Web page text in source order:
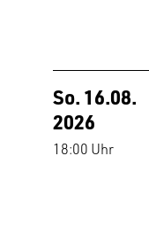
So. 16.08.
2026
18:00 Uhr